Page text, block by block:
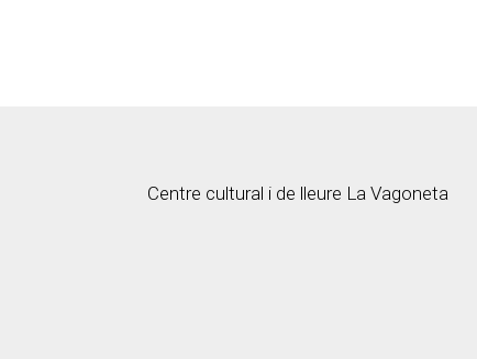
Centre cultural i de lleure La Vagoneta